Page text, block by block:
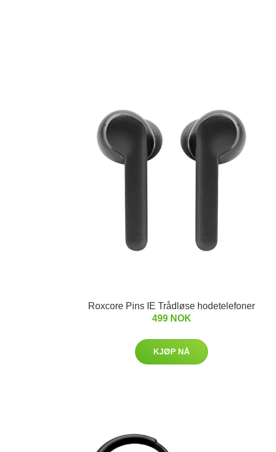
Roxcore Pins IE Trådløse hodetelefoner
499 NOK
KJØP NÅ